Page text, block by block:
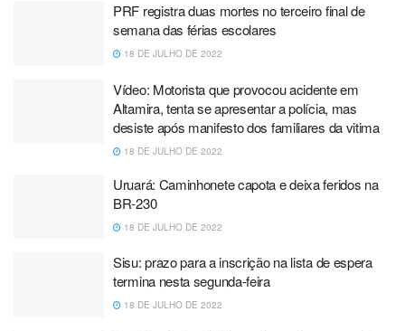
PRF registra duas mortes no terceiro final de
semana das férias escolares
18 DE JULHO DE 2022
Vídeo: Motorista que provocou acidente em
Altamira, tenta se apresentar a polícia, mas
desiste após manifesto dos familiares da vitima
18 DE JULHO DE 2022
Uruará: Caminhonete capota e deixa feridos na
BR-230
18 DE JULHO DE 2022
Sisu: prazo para a inscrição na lista de espera
termina nesta segunda-feira
18 DE JULHO DE 2022